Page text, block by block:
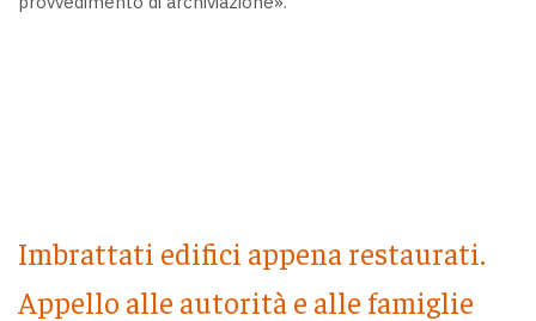
Imbrattati edifici appena restaurati.
Appello alle autorità e alle famiglie